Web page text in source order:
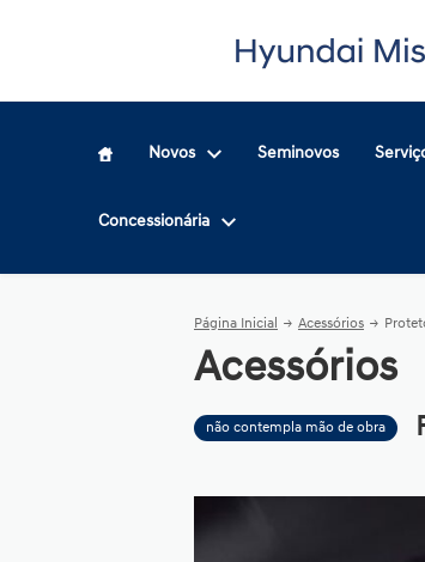
Novos Seminovos
Concessionária
Página Inicial Acessórios
Acessórios
não contempla mão de obra